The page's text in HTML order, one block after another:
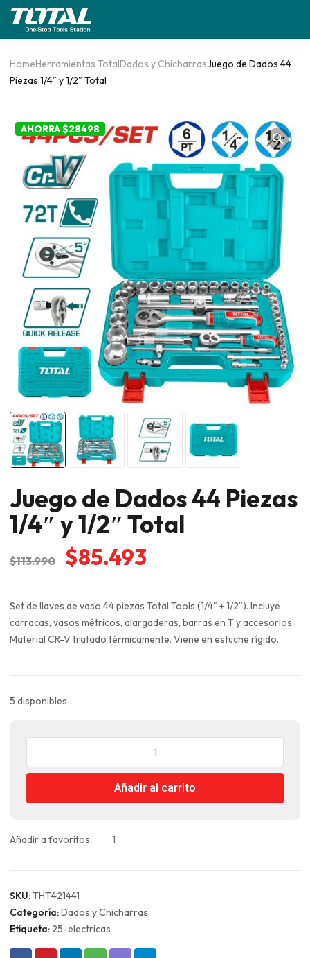
HomeHerramientas TotalDados y ChicharrasJuego de Dados 44
Piezas 1/4″ y 1/2″ Total
AHORRA $28498
Juego de Dados 44 Piezas
1/4″ y 1/2″ Total
$113.990
El
original
era:
$113.990.
$85.493
actual
es:
$85.493.
Set de llaves de vaso 44 piezas Total Tools (1/4″ + 1/2″). Incluye
carracas, vasos métricos, alargaderas, barras en T y accesorios.
Material CR-V tratado térmicamente. Viene en estuche rígido.
5 disponibles
Dados
Piezas
y
Añadir al carrito
Añadir a favoritos 1
SKU:THT421441
Categoría:Dados y Chicharras
Etiqueta: 25-electricas